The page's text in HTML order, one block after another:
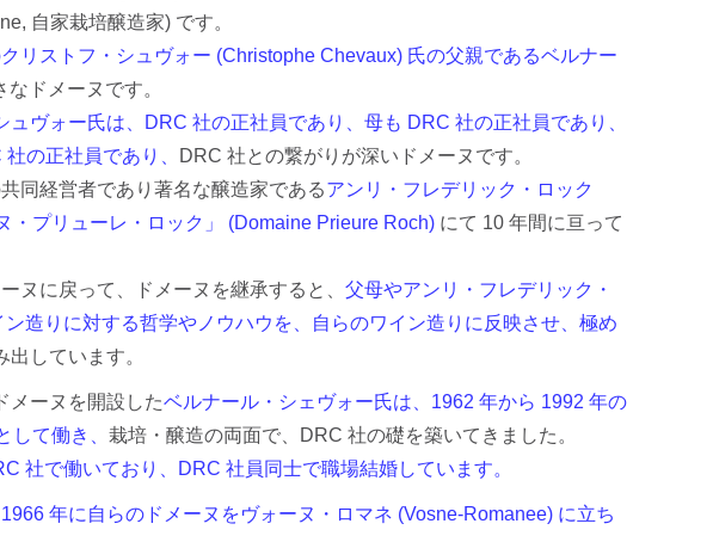
自家栽培醸造家) です。
リストフ・シュヴォー (Christophe Chevaux) 氏の父親であるベルナー
ドメーヌです。
ュヴォー氏は、DRC 社の正社員であり、母も DRC 社の正社員であり、
の正社員であり、
DRC 社との繋がりが深いドメーヌです。
同経営者であり著名な醸造家であるアンリ・フレデリック・ロック
・プリューレ・ロック」 (Domaine Prieure Roch) にて 10 年間に亘って
ヌに戻って、ドメーヌを継承すると、 父母やアンリ・フレデリック・
造りに対する哲学やノウハウを、自らのワイン造りに反映させ、極め
出しています。
メーヌを開設したベルナール・シェヴォー氏は、1962 年から 1992 年の
て働き、 栽培・醸造の両面で、DRC 社の礎を築いてきました。
社で働いており、DRC 社員同士で職場結婚しています。
年に自らのドメーヌをヴォーヌ・ロマネ (Vosne-Romanee) に立ち